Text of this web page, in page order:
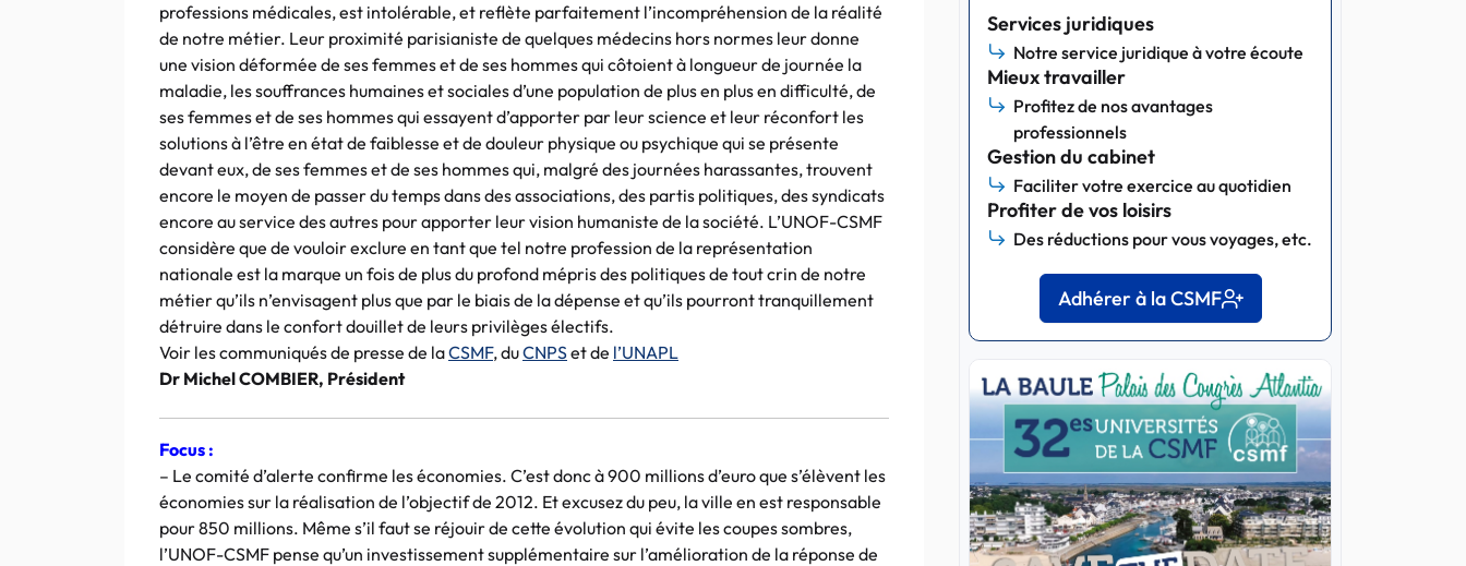
professions médicales, est intolérable, et reflète parfaitement l’incompréhension de la réalité
de notre métier. Leur proximité parisianiste de quelques médecins hors normes leur donne
une vision déformée de ses femmes et de ses hommes qui côtoient à longueur de journée la
maladie, les souffrances humaines et sociales d’une population de plus en plus en difficulté, de
ses femmes et de ses hommes qui essayent d’apporter par leur science et leur réconfort les
solutions à l’être en état de faiblesse et de douleur physique ou psychique qui se présente
devant eux, de ses femmes et de ses hommes qui, malgré des journées harassantes, trouvent
encore le moyen de passer du temps dans des associations, des partis politiques, des syndicats
encore au service des autres pour apporter leur vision humaniste de la société. L’UNOF-CSMF
considère que de vouloir exclure en tant que tel notre profession de la représentation
nationale est la marque un fois de plus du profond mépris des politiques de tout crin de notre
métier qu’ils n’envisagent plus que par le biais de la dépense et qu’ils pourront tranquillement
détruire dans le confort douillet de leurs privilèges électifs.
Voir les communiqués de presse de laCSMF, duCNPSet de l’UNAPL
Dr Michel COMBIER, Président
Focus :
– Le comité d’alerte confirme les économies. C’est donc à 900 millions d’euro que s’élèvent les
économies sur la réalisation de l’objectif de 2012. Et excusez du peu, la ville en est responsable
pour 850 millions. Même s’il faut se réjouir de cette évolution qui évite les coupes sombres,
l’UNOF-CSMF pense qu’un investissement supplémentaire sur l’amélioration de la réponse de
Services juridiques
Notre service juridique à votre écoute
Mieux travailler
Profitez de nos avantages
professionnels
Gestion du cabinet
Faciliter votre exercice au quotidien
Profiter de vos loisirs
Des réductions pour vous voyages, etc.
Adhérer à la CSMF